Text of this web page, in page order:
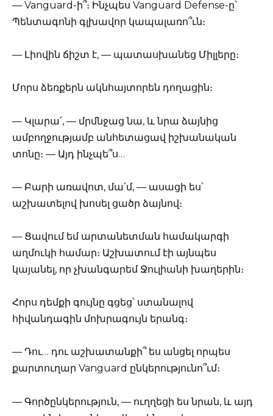
— Vanguard-ի՞։ Ինչպես Vanguard Defense-ը՝
Պենտագոնի գլխավոր կապալառո՞ւն։
— Լիովին ճիշտ է, — պատասխանեց Միլլերը։
Մորս ձեռքերն ակնհայտորեն դողացին։
— Կլարա՛, — մրմնջաց նա, և նրա ձայնից
ամբողջությամբ անհետացավ իշխանական
տոնը։ — Այդ ինչպե՞ս…
— Բարի առավոտ, մա՛մ, — ասացի ես՝
աշխատելով խոսել ցածր ձայնով։
— Ցավում եմ արտանետման համակարգի
աղմուկի համար։ Աշխատում էի այնպես
կայանել, որ չխանգարեմ Ջուլիանի խաղերին։
Հորս դեմքի գույնը գցեց՝ ստանալով
հիվանդագին մոխրագույն երանգ։
— Դու… դու աշխատանքի՞ ես անցել որպես
քարտուղար Vanguard ընկերությունո՞ւմ։
— Գործընկերություն, — ուղղեցի ես նրան, և այդ